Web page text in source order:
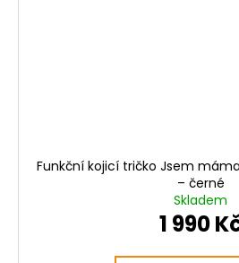
Funkční kojicí tričko Jsem
– černé
Skladem
1 990